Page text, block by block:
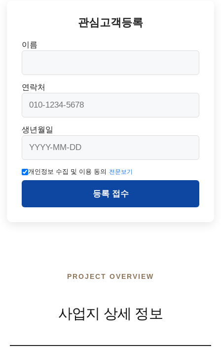
관심고객등록
이름
연락처
생년월일
개인정보 수집 및 이용 동의 전문보기
등록 접수
PROJECT OVERVIEW
사업지 상세 정보